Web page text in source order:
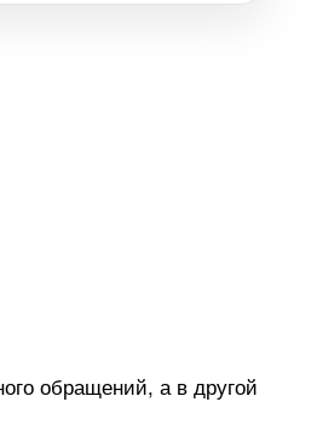
обращений, а в другой